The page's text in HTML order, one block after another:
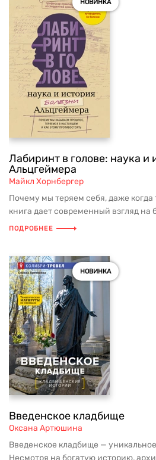
НОВИНКА
Лабиринт в голове: наука и
Альцгеймера
Майкл Хорнбергер
Почему мы теряем себя, даже когда
книга дает современный взгляд на
ПОДРОБНЕЕ
НОВИНКА
Введенское кладбище
Оксана Артюшина
Введенское кладбище —
Несмотря на богатую историю,